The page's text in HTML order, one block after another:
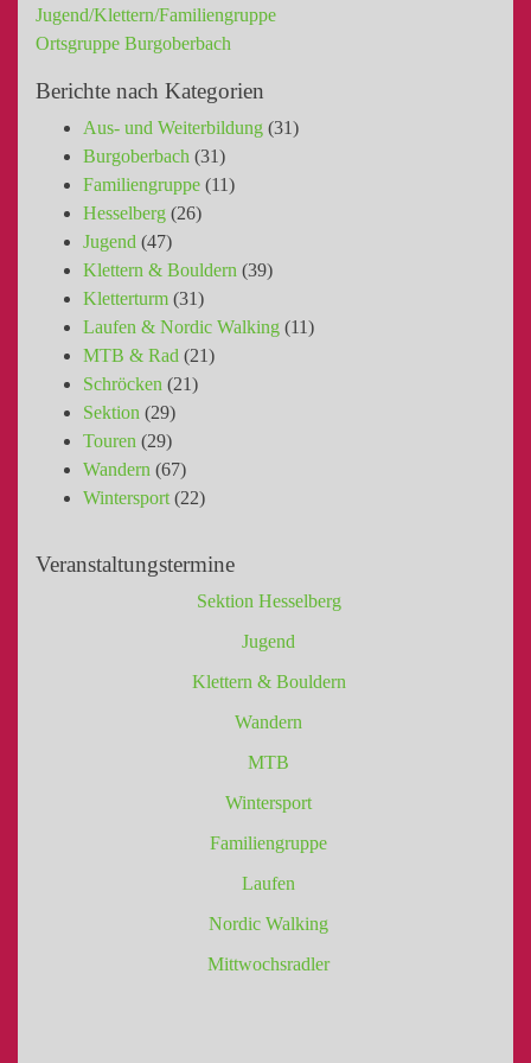
Jugend/Klettern/Familiengruppe
Ortsgruppe Burgoberbach
Berichte nach Kategorien
Aus- und Weiterbildung (31)
Burgoberbach (31)
Familiengruppe (11)
Hesselberg (26)
Jugend (47)
Klettern & Bouldern (39)
Kletterturm (31)
Laufen & Nordic Walking (11)
MTB & Rad (21)
Schröcken (21)
Sektion (29)
Touren (29)
Wandern (67)
Wintersport (22)
Veranstaltungstermine
Sektion Hesselberg
Jugend
Klettern & Bouldern
Wandern
MTB
Wintersport
Familiengruppe
Laufen
Nordic Walking
Mittwochsradler